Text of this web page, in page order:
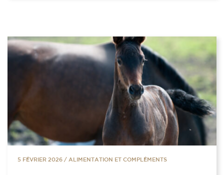
5 FÉVRIER 2026 / ALIMENTATION ET COMPLÉMENTS